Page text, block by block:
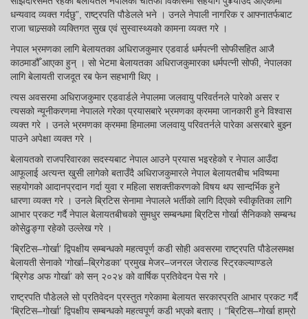
धन्यवाद व्यक्त गर्दछु”, राष्ट्रपति पौडेलले भने । उनले नेपाली नागरिक र आफ्नातर्फबाट
राजा चाल्र्सको व्यक्तिगत सुख एवं सुस्वास्थ्यको कामना व्यक्त गरे ।
नेपाल भ्रमणका लागि बेलायतका अधिराजकुमार एडवार्ड धर्मपत्नी सोफीसहित आजै
काठमाडौँ आएका हुन् । सो भेटमा बेलायतका अधिराजकुमारका धर्मपत्नी सोफी, नेपालका
लागि बेलायती राजदूत रब फेन सहभागी थिए ।
त्यस अवसरमा अधिराजकुमार एडवार्डले नेपालमा जलवायु परिवर्तनले पारेको असर र
त्यसको न्यूनीकरणमा नेपालले गरेका प्रयासबारे भ्रमणका क्रममा जानकारी हुने विश्वास
व्यक्त गरे । उनले भ्रमणका क्रममा हिमालमा जलवायु परिवतर्नले पारेका असरबारे बुझ्न
पाउने अपेक्षा व्यक्त गरे ।
बेलायतको राजपरिवारका सदस्यबाट नेपाल आउने प्रयास भइरहेको र नेपाल आउँदा
आफूलाई अत्यन्त खुसी लागेको बताउँदै अधिराजकुमारले नेपाल बेलायतबीच भविष्यमा
सहयोगको आदानप्रदान गर्दा युवा र महिला सशक्तीकरणको विषय थप सान्दर्भिक हुने
धारणा व्यक्त गरे । उनले ब्रिटिस सेनामा नेपालले भर्तीको लागि दिएको स्वीकृतिका लागि
आभार प्रकट गर्दै नेपाल बेलायतबीचको सुमधुर सम्बन्धमा ब्रिटिस गोर्खा सैनिकको सम्बन्ध
कोसेढुङ्गा रहेको उल्लेख गरे ।
‘ब्रिटिस–गोर्खा’ द्विपक्षीय सम्बन्धको महत्वपूर्ण कडी सोही अवसरमा राष्ट्रपति पौडेलसमक्ष
बेलायती सेनाको ‘गोर्खा–ब्रिगेडका’ प्रमुख मेजर–जनरल जेराल्ड स्ट्रिकल्याण्डले
‘ब्रिगेड अफ गोर्खा’ को सन् २०२४ को वार्षिक प्रतिवेदन पेस गरे ।
राष्ट्रपति पौडेलले सो प्रतिवेदन प्रस्तुत गरेकामा बेलायत सरकारप्रति आभार प्रकट गर्दै
‘ब्रिटिस–गोर्खा’ द्विपक्षीय सम्बन्धको महत्वपूर्ण कडी भएको बताए । “ब्रिटिस–गोर्खा हाम्रो